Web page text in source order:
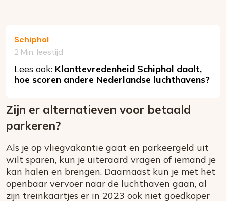
Schiphol
2 Min. leestijd
Lees ook: Klanttevredenheid Schiphol daalt,
hoe scoren andere Nederlandse luchthavens?
Zijn er alternatieven voor betaald
parkeren?
Als je op vliegvakantie gaat en parkeergeld uit
wilt sparen, kun je uiteraard vragen of iemand je
kan halen en brengen. Daarnaast kun je met het
openbaar vervoer naar de luchthaven gaan, al
zijn treinkaartjes er in 2023 ook niet goedkoper